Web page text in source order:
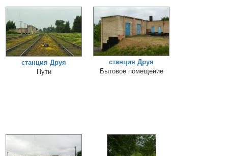
станция Друя
Пути
станция Друя
Бытовое помещение